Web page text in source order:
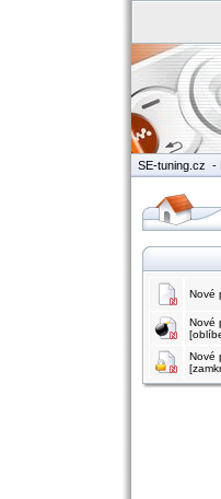
SE-tuning.cz -
Nové
Nové
Nové